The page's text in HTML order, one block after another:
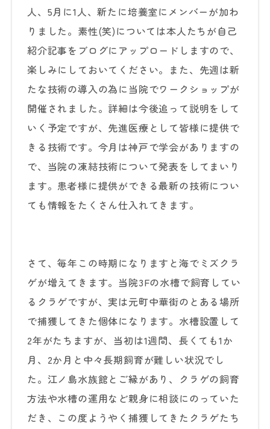
人、5月に1人、新たに培養室にメンバーが加わ
りました。素性(笑)については本人たちが自己
紹介記事をブログにアップロードしますので、
楽しみにしておいてください。また、先週は新
たな技術の導入の為に当院でワークショップが
開催されました。詳細は今後追って説明をして
いく予定ですが、先進医療として皆様に提供で
きる技術です。今月は神戸で学会がありますの
で、当院の凍結技術について発表をしてまいり
ます。患者様に提供ができる最新の技術につい
ても情報をたくさん仕入れてきます。
さて、毎年この時期になりますと海でミズクラ
ゲが増えてきます。当院3Fの水槽で飼育してい
るクラゲですが、実は元町中華街のとある場所
で捕獲してきた個体になります。水槽設置して
2年がたちますが、当初は1週間、長くても1か
月、2か月と中々長期飼育が難しい状況でし
た。江ノ島水族館とご縁があり、クラゲの飼育
方法や水槽の運用など親身に相談にのっていた
だき、この度ようやく捕獲してきたクラゲたち